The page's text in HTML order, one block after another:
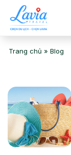
Trang chủ » Blog